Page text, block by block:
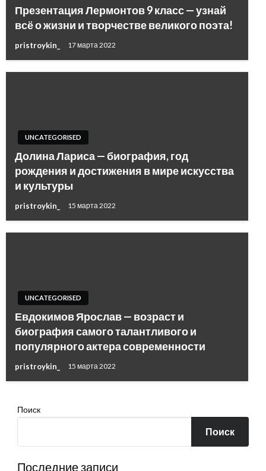
Презентация Лермонтов 9 класс — узнай
всё о жизни и творчестве великого поэта!
pristroykin_ 17 марта 2022
UNCATEGORISED
Долина Лариса — биография, год
рождения и достижения в мире искусства
и культуры
pristroykin_ 15 марта 2022
UNCATEGORISED
Евдокимов Ярослав — возраст и
биография самого талантливого и
популярного актера современности
pristroykin_ 15 марта 2022
Поиск
Поиск
Последние записи